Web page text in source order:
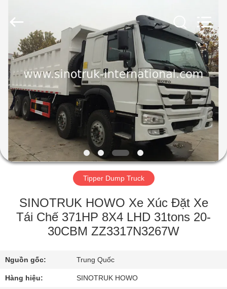
NHÀ
SẢN
PHẨM
CHÚNG
TÔI
CHUYẾN
THAM
MÁY
SINOTRUK
INTERNATIONAL
Reserved.
Tipper Dump Truck
SINOTRUK HOWO Xe Xúc Đặt Xe
Tái Chế 371HP 8X4 LHD 31tons 20-
30CBM ZZ3317N3267W
Nguồn gốc: Trung Quốc
Hàng hiệu: SINOTRUK HOWO